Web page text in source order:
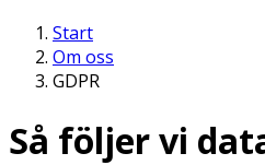
Start
Om oss
GDPR
Så följer vi